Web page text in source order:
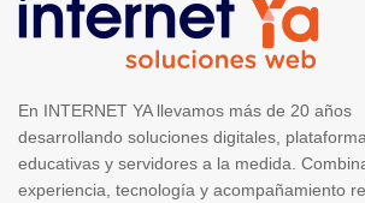
En INTERNET YA llevamos más de 20 años
desarrollando soluciones digitales,
educativas y servidores a la medida.
experiencia, tecnología y acompañamiento